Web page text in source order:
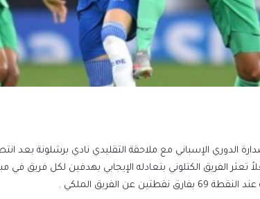
الدوري الإسباني مع ملاحقة التقليدي نادي برشلونة بعد
النقطة رقم 71 مستغلاً تعثر الفريق الكتلوني بتعادله الإيجابي بهدفين لكل
عن الفريق الملكي .